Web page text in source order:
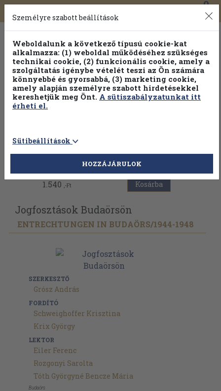
Toggle
navigation
0
Vissza az előző oldalra
1.540 ,-Ft Kosárba
Jogfosztások Budaörsön
ENTRECHTUNGEN IN BUDAÖRS/1944-1948
SZERKESZTŐ
Grósz András
FORDÍTÓ
Schweighoffer Krisztina
Krix György
LEKTOR
Eiler Ferenc
Rozgonyi Sarolta
Tóth Györgyné Bencze Mária
Budaörs
Személyre szabott beállítások
Weboldalunk a következő típusú cookie-kat
alkalmazza: (1) weboldal működéséhez szükséges
technikai cookie, (2) funkcionális cookie, amely a
szolgáltatás igénybe vételét teszi az Ön számára
könnyebbé és gyorsabbá, (3) marketing cookie,
amely alapján személyre szabott hirdetésekkel
kereshetjük meg Önt. A sütiszabályzatunkat itt
érheti el.
Sütibeállítások
HOZZÁJÁRULOK